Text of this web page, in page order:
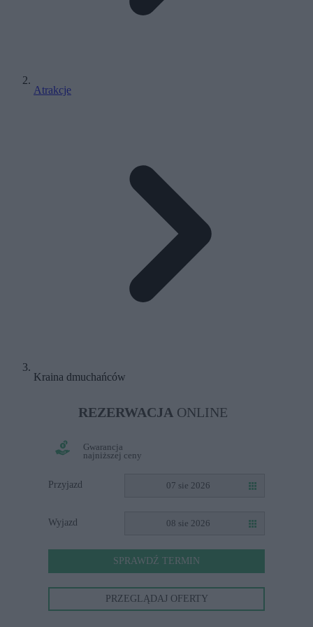
Atrakcje
Kraina dmuchańców
REZERWACJA ONLINE
Gwarancja
najniższej ceny
Przyjazd 07 sie 2026
Wyjazd 08 sie 2026
SPRAWDŹ TERMIN
PRZEGLĄDAJ OFERTY